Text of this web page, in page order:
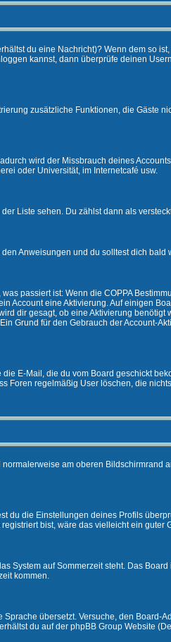
du eine Nachricht)? Wenn dem so
kannst, dann überprüfe deinen
zusätzliche Funktionen, die Gäste
wird der Missbrauch deines
oder Universität, im Internetcafé usw.
Liste sehen. Du zählst dann als
den Anweisungen und du solltest dich bald
passiert ist: Wenn die COPPA
Account eine Aktivierung. Auf einigen
dir gesagt, ob eine Aktivierung
Grund für den Gebrauch der Account-
E-Mail, die du vom Board geschickt
Foren regelmäßig User löschen, die
am oberen Bildschirmrand
du die Einstellungen deines Profils
bist, wäre das vielleicht ein guter
System auf Sommerzeit steht. Das
kommen.
übersetzt. Versuche, den Board-
du auf der phpBB Group Website